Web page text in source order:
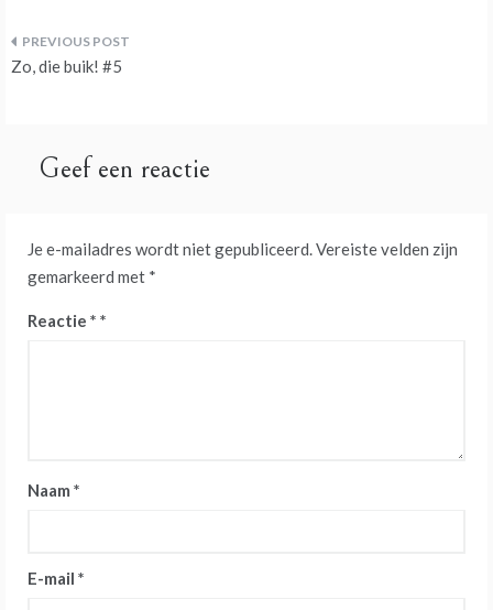
Bericht
Zo, die buik! #5
Geef een reactie
Je e-mailadres wordt niet gepubliceerd.Vereiste velden zijn
gemarkeerd met *
Reactie *
Naam *
E-mail *